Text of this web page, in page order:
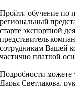
Пройти обучение по
региональный
старте экспортной
представитель
сотрудникам Вашей
частично платной
Подробности можете
Дарья Светлакова,